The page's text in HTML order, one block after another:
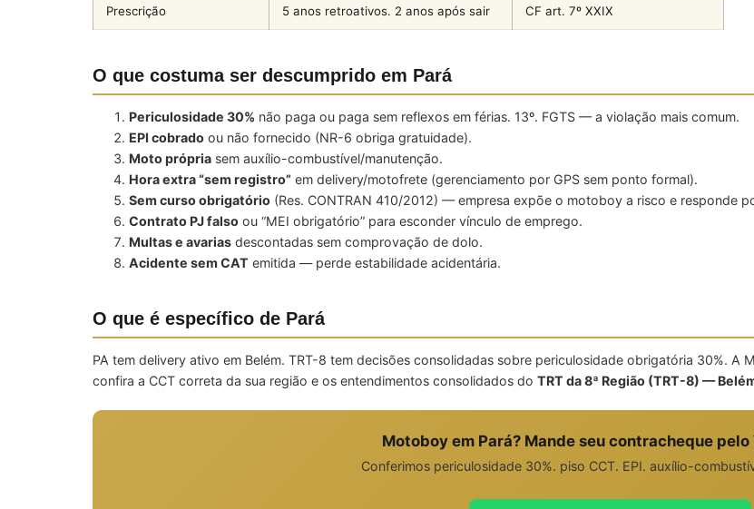
Prescrição 5 anos retroativos. 2 anos após sair CF art. 7º XXIX
O que costuma ser descumprido em Pará
Periculosidade 30% não paga ou paga sem reflexos em férias. 13º. FGTS — a violação mais comum.
EPI cobrado ou não fornecido (NR-6 obriga gratuidade).
Moto própria sem auxílio-combustível/manutenção.
Hora extra “sem registro” em delivery/motofrete (gerenciamento por GPS sem ponto formal).
Sem curso obrigatório (Res. CONTRAN 410/2012) — empresa expõe o motoboy a risco e responde
Contrato PJ falso ou “MEI obrigatório” para esconder vínculo de emprego.
Multas e avarias descontadas sem comprovação de dolo.
Acidente sem CAT emitida — perde estabilidade acidentária.
O que é específico de Pará
PA tem delivery ativo em Belém. TRT-8 tem decisões consolidadas sobre periculosidade obrigatória 30%.
confira a CCT correta da sua região e os entendimentos consolidados do TRT da 8ª Região (TRT-8) —
Motoboy em Pará? Mande seu contracheque
Conferimos periculosidade 30%. piso CCT. EPI. auxílio-